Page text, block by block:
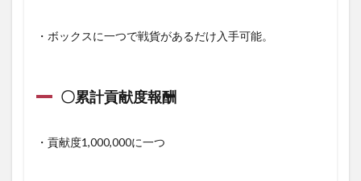
・ボックスに一つで戦貨があるだけ入手可能。
〇累計貢献度報酬
・貢献度1,000,000に一つ